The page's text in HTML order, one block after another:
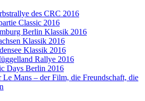
des CRC 2016
Classic 2016
Berlin Klassik 2016
Klassik 2016
Klassik 2016
Rallye 2016
Days Berlin 2016
Le Mans – der Film, die Freundschaft, die